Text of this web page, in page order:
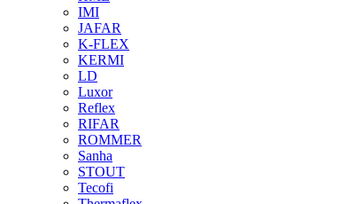
IMI
JAFAR
K-FLEX
KERMI
LD
Luxor
Reflex
RIFAR
ROMMER
Sanha
STOUT
Tecofi